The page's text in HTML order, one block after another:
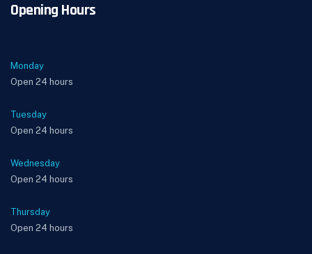
Opening Hours
Monday
Open 24 hours
Tuesday
Open 24 hours
Wednesday
Open 24 hours
Thursday
Open 24 hours